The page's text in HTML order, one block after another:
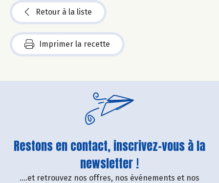
Retour à la liste
Imprimer la recette
Restons en contact, inscrivez-vous à la
newsletter !
....et retrouvez nos offres, nos événements et nos